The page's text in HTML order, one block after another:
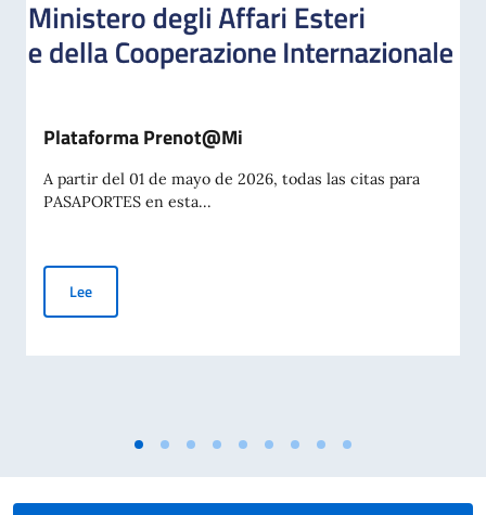
Plataforma Prenot@Mi
A partir del 01 de mayo de 2026, todas las citas para
PASAPORTES en esta...
LeePlataforma Prenot@Mi